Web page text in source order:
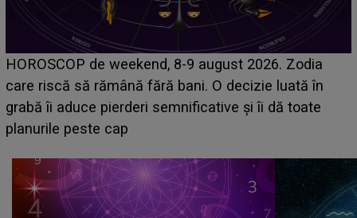
HOROSCOP 7 august 2026. Zodia
care intră într-o perioadă marcată
de încercări. Problemele se adună
din toate părțile, iar o veste
care are
bani. O
poate